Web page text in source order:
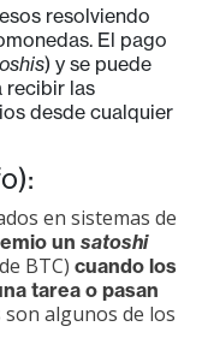
resolviendo
El pago
) y se puede
recibir las
desde cualquier
en sistemas de
un satoshi
BTC) cuando los
tarea o pasan
son algunos de los